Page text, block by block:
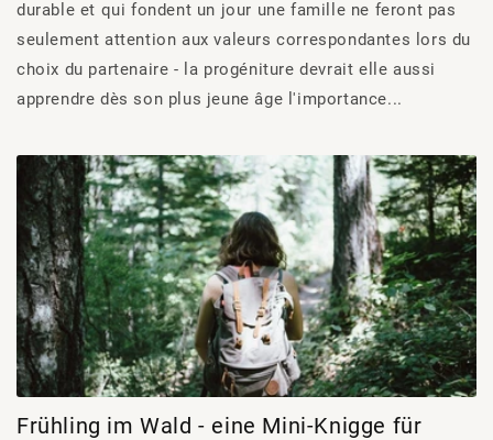
durable et qui fondent un jour une famille ne feront pas
seulement attention aux valeurs correspondantes lors du
choix du partenaire - la progéniture devrait elle aussi
apprendre dès son plus jeune âge l'importance...
Frühling im Wald - eine Mini-Knigge für